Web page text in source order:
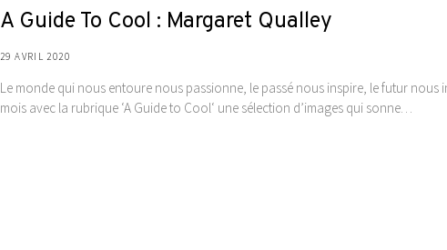
A Guide To Cool : Margaret Qualley
29 AVRIL 2020
Le monde qui nous entoure nous passionne, le passé nous inspire, le futur nous
mois avec la rubrique ‘A Guide to Cool‘ une sélection d’images qui sonne…